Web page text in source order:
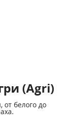
(Agri)
белого до